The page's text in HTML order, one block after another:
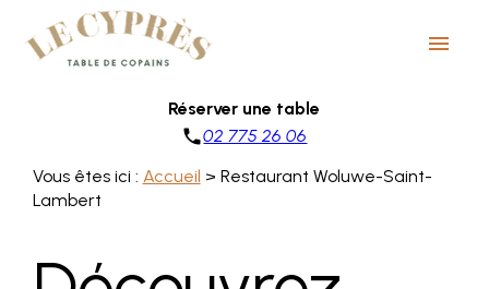
menu
Réserver une table
phone02 775 26 06
Vous êtes ici : Accueil > Restaurant Woluwe-Saint-
Lambert
Panneau de gestion des cookies